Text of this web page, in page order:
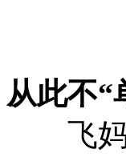
从此不“
飞妈